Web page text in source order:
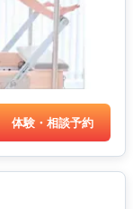
体験・相談予約